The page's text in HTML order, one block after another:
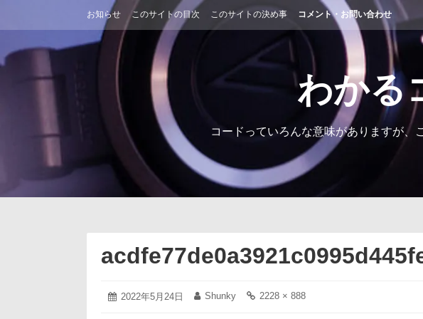
ン
ツ
お知らせ このサイトの目次 このサイトの決め事 コメント・お問い合わせ
わかる
コードっていろんな意味がありますが、
投
2022年5月24日
2022 投
Shunky
フ
2228 × 888